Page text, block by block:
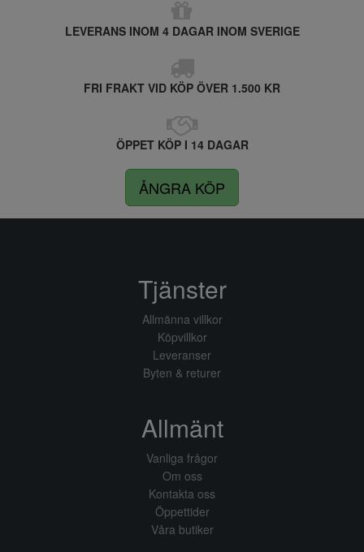
LEVERANS INOM 4 DAGAR INOM SVERIGE
FRI FRAKT VID KÖP ÖVER 1.500 KR
ÖPPET KÖP I 14 DAGAR
ÅNGRA KÖP
Tjänster
Allmänna villkor
Köpvillkor
Leveranser
Byten & returer
Allmänt
Vanliga frågor
Om oss
Kontakta oss
Öppettider
Våra butiker